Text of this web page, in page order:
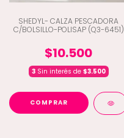
SHEDYL- CALZA PESCADORA
C/BOLSILLO-POLISAP (Q3-6451)
$10.500
3Sin interés de $3.500
COMPRAR